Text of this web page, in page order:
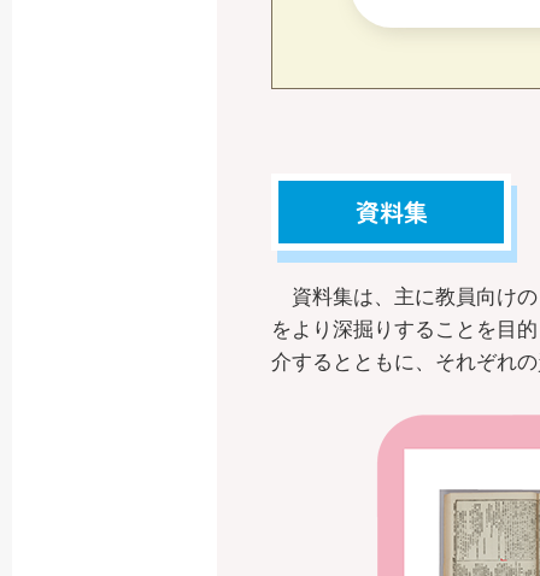
資料集
資料集は、主に教員向け
をより深掘りすることを目
介するとともに、それぞれ